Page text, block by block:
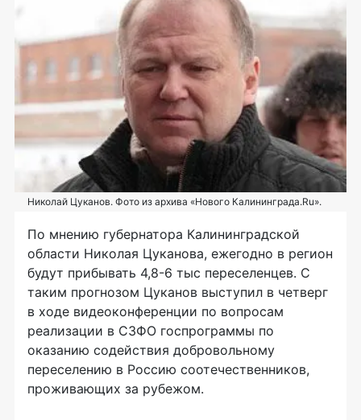
Николай Цуканов. Фото из архива «Нового Калининграда.Ru».
По мнению губернатора Калининградской
области Николая Цуканова, ежегодно в регион
будут прибывать 4,8-6 тыс переселенцев. С
таким прогнозом Цуканов выступил в четверг
в ходе видеоконференции по вопросам
реализации в СЗФО госпрограммы по
оказанию содействия добровольному
переселению в Россию соотечественников,
проживающих за рубежом.